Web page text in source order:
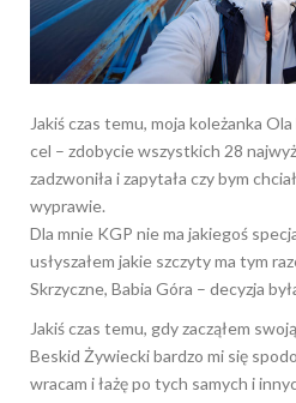
Jakiś czas temu, moja koleżanka
cel – zdobycie wszystkich 28
zadzwoniła i zapytała czy bym
wyprawie.
Dla mnie KGP nie ma jakiegoś
usłyszałem jakie szczyty ma tym
Skrzyczne, Babia Góra – decyzja
Jakiś czas temu, gdy zacząłem
Beskid Żywiecki bardzo mi się
wracam i łażę po tych samych i